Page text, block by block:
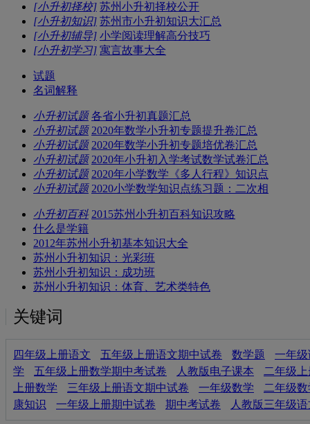
[小升初择校] 苏州小升初择校公开
[小升初知识] 苏州市小升初知识大汇总
[小升初辅导] 小学阅读理解高分技巧
[小升初学习] 寓言故事大全
试题
名词解释
小升初试题 各省小升初真题汇总
小升初试题 2020年数学小升初专题提升卷汇总
小升初试题 2020年数学小升初专题培优卷汇总
小升初试题 2020年小升初入学考试数学试卷汇总
小升初试题 2020年小学数学《多人行程》知识点
小升初试题 2020小学数学知识点练习题：二次相
小升初百科 2015苏州小升初百科知识攻略
什么是学籍
2012年苏州小升初基本知识大全
苏州小升初知识：光彩班
苏州小升初知识：成功班
苏州小升初知识：体育、艺术类特色
关键词
四年级上册语文 五年级上册语文期中试卷 数学题
一年
学
五年级上册数学期中考试卷 人教版电子课本
二年级
上册数学
三年级上册语文期中试卷 一年级数学
二年级
康知识
一年级上册期中试卷 期中考试卷 人教版三年级